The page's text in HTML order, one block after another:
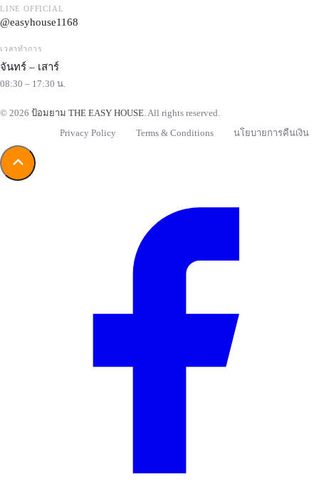
LINE OFFICIAL
@easyhouse1168
เวลาทำการ
จันทร์ – เสาร์
08:30 – 17:30 น.
© 2026 ป้อมยาม THE EASY HOUSE. All rights reserved.
Privacy Policy
Terms & Conditions นโยบายการคืนเงิน